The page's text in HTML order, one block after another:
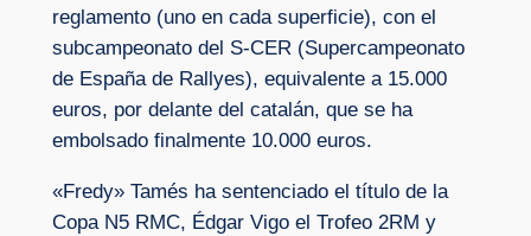
reglamento (uno en cada superficie), con el
subcampeonato del S-CER (Supercampeonato
de España de Rallyes), equivalente a 15.000
euros, por delante del catalán, que se ha
embolsado finalmente 10.000 euros.
«Fredy» Tamés ha sentenciado el título de la
Copa N5 RMC, Édgar Vigo el Trofeo 2RM y